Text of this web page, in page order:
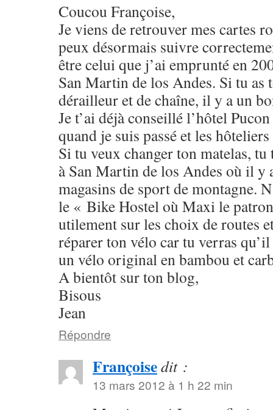
Coucou Françoise,
Je viens de retrouver mes cartes
peux désormais suivre
être celui que j’ai emprunté en
San Martin de los Andes. Si tu as
dérailleur et de chaîne, il y a un
Je t’ai déjà conseillé l’hôtel
quand je suis passé et les
Si tu veux changer ton matelas,
à San Martin de los Andes où il y
magasins de sport de montagne.
le « Bike Hostel où Maxi le
utilement sur les choix de routes
réparer ton vélo car tu verras
un vélo original en bambou et
A bientôt sur ton blog,
Bisous
Jean
Répondre
Françoisedit :
13 mars 2012 à 1 h 22 min